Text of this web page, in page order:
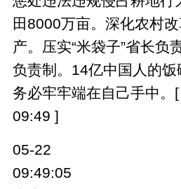
田8000万亩。深化农村
产。压实“米袋子”省长负
负责制。14亿中国人的
务必牢牢端在自己手中。
09:49 ]
05-22
09:49:05